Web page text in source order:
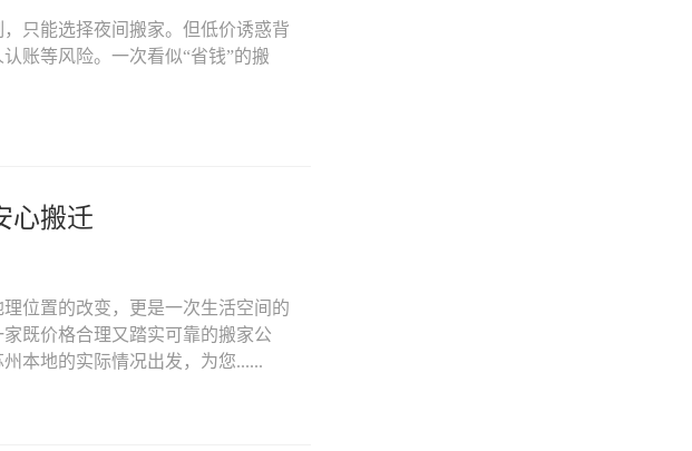
只能选择夜间搬家。但低价诱惑背
账等风险。一次看似“省钱”的搬
心搬迁
位置的改变，更是一次生活空间的
既价格合理又踏实可靠的搬家公
本地的实际情况出发，为您......